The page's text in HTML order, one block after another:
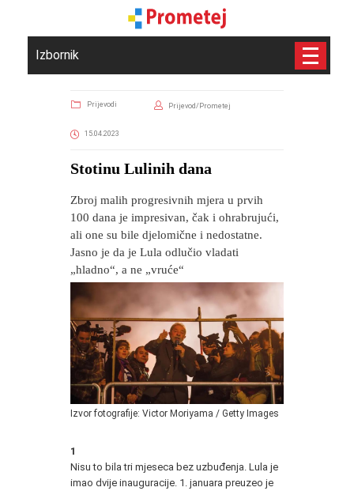
Izbornik
Prijevodi Prijevod/Prometej
15.04.2023
​Stotinu Lulinih dana
Zbroj malih progresivnih mjera u prvih
100 dana je impresivan, čak i ohrabrujući,
ali one su bile djelomične i nedostatne.
Jasno je da je Lula odlučio vladati
„hladno“, a ne „vruće“
Izvor fotografije: Victor Moriyama / Getty Images
1
Nisu to bila tri mjeseca bez uzbuđenja. Lula je
imao dvije inauguracije. 1. januara preuzeo je